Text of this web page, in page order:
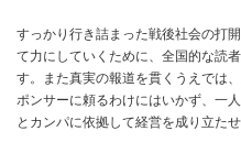
すっかり行き詰まった戦後社会の打
て力にしていくために、全国的な読
す。また真実の報道を貫くうえでは
ポンサーに頼るわけにはいかず、一
とカンパに依拠して経営を成り立た